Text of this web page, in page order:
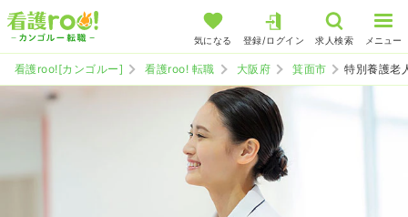
気になる 登録/ログイン 求人検索 メニュー
看護roo![カンゴルー] 看護roo! 転職 大阪府 箕面市 特別養護老